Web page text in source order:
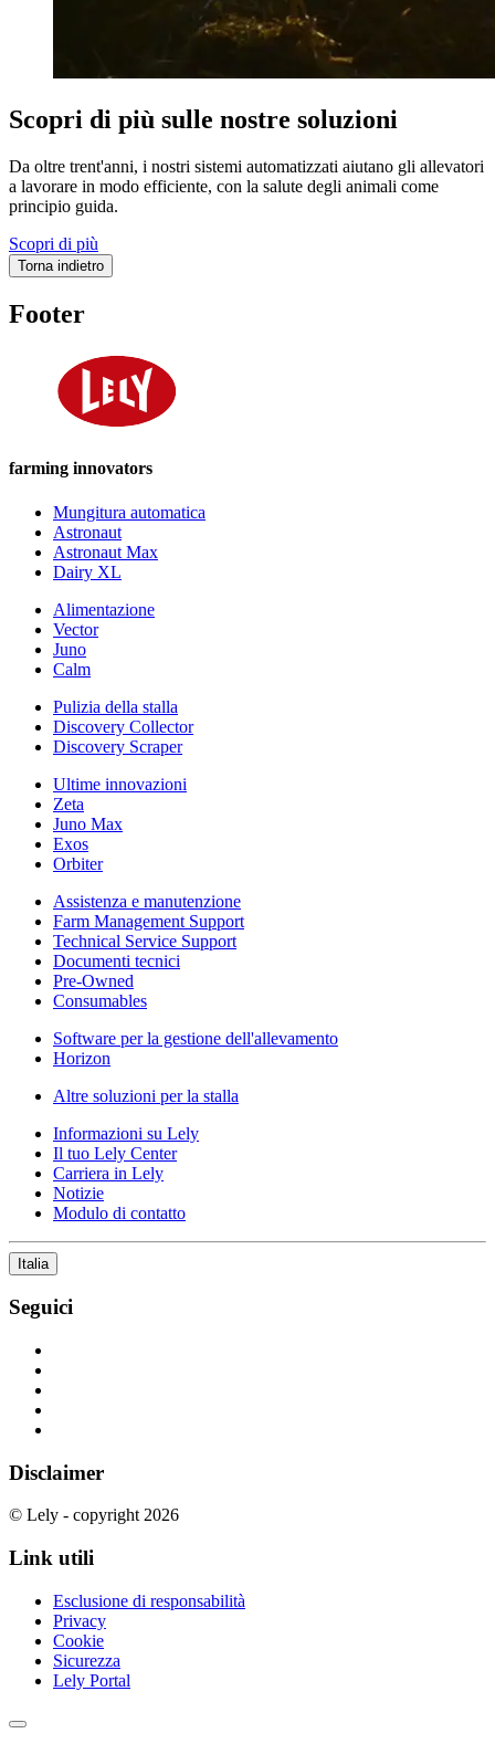
Scopri di più sulle nostre soluzioni
Da oltre trent'anni, i nostri sistemi automatizzati aiutano gli allevatori
a lavorare in modo efficiente, con la salute degli animali come
principio guida.
Scopri di più
Torna indietro
Footer
farming innovators
Mungitura automatica
Astronaut
Astronaut Max
Dairy XL
Alimentazione
Vector
Juno
Calm
Pulizia della stalla
Discovery Collector
Discovery Scraper
Ultime innovazioni
Zeta
Juno Max
Exos
Orbiter
Assistenza e manutenzione
Farm Management Support
Technical Service Support
Documenti tecnici
Pre-Owned
Consumables
Software per la gestione dell'allevamento
Horizon
Altre soluzioni per la stalla
Informazioni su Lely
Il tuo Lely Center
Carriera in Lely
Notizie
Modulo di contatto
Italia
Seguici
Disclaimer
© Lely - copyright 2026
Link utili
Esclusione di responsabilità
Privacy
Cookie
Sicurezza
Lely Portal